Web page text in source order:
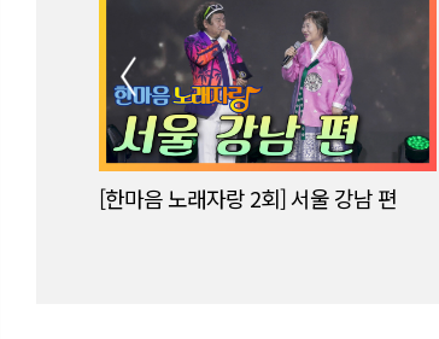
[한마음 노래자랑 2회] 서울 강남 편